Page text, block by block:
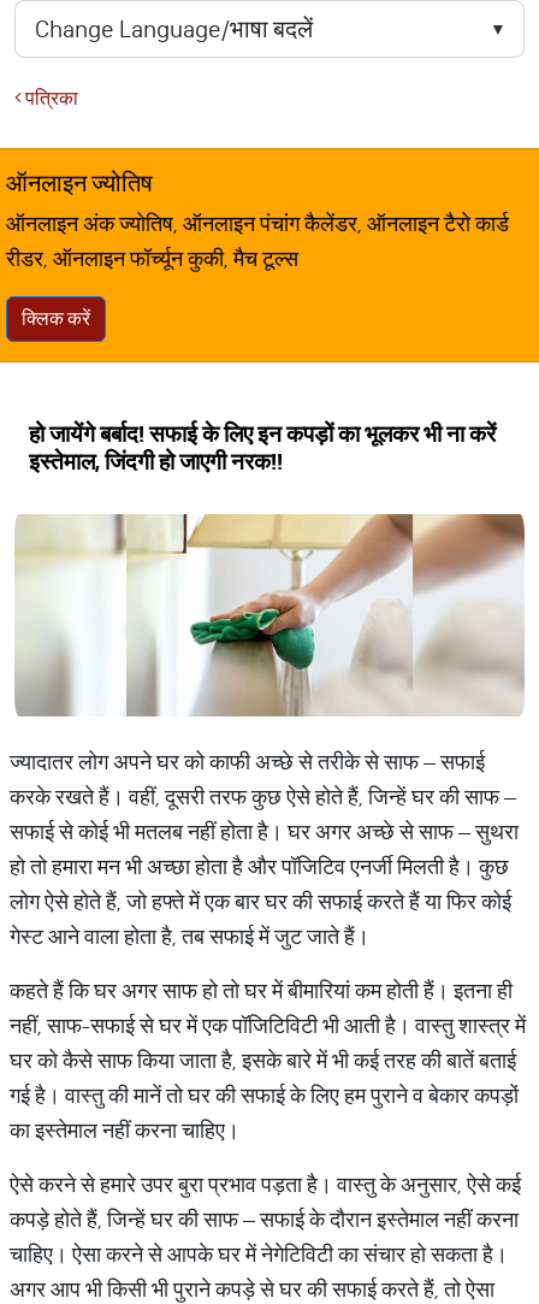
पत्रिका
ऑनलाइन ज्योतिष
ऑनलाइन अंक ज्योतिष, ऑनलाइन पंचांग कैलेंडर, ऑनलाइन टैरो कार्ड
रीडर, ऑनलाइन फॉर्च्यून कुकी, मैच टूल्स
क्लिक करें
हो जायेंगे बर्बाद! सफाई के लिए इन कपड़ों का भूलकर भी ना करें
इस्तेमाल, जिंदगी हो जाएगी नरक!!
ज्यादातर लोग अपने घर को काफी अच्छे से तरीके से साफ – सफाई
करके रखते हैं। वहीं, दूसरी तरफ कुछ ऐसे होते हैं, जिन्हें घर की साफ –
सफाई से कोई भी मतलब नहीं होता है। घर अगर अच्छे से साफ – सुथरा
हो तो हमारा मन भी अच्छा होता है और पॉजिटिव एनर्जी मिलती है। कुछ
लोग ऐसे होते हैं, जो हफ्ते में एक बार घर की सफाई करते हैं या फिर कोई
गेस्ट आने वाला होता है, तब सफाई में जुट जाते हैं।
कहते हैं कि घर अगर साफ हो तो घर में बीमारियां कम होती हैं। इतना ही
नहीं, साफ-सफाई से घर में एक पॉजिटिविटी भी आती है। वास्तु शास्त्र में
घर को कैसे साफ किया जाता है, इसके बारे में भी कई तरह की बातें बताई
गई है। वास्तु की मानें तो घर की सफाई के लिए हम पुराने व बेकार कपड़ों
का इस्तेमाल नहीं करना चाहिए।
ऐसे करने से हमारे उपर बुरा प्रभाव पड़ता है। वास्तु के अनुसार, ऐसे कई
कपड़े होते हैं, जिन्हें घर की साफ – सफाई के दौरान इस्तेमाल नहीं करना
चाहिए। ऐसा करने से आपके घर में नेगेटिविटी का संचार हो सकता है।
अगर आप भी किसी भी पुराने कपड़े से घर की सफाई करते हैं, तो ऐसा